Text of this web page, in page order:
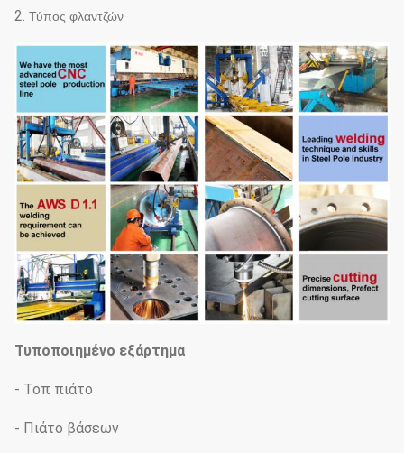
2. Τύπος φλαντζών
Τυποποιημένο εξάρτημα
- Τοπ πιάτο
- Πιάτο βάσεων